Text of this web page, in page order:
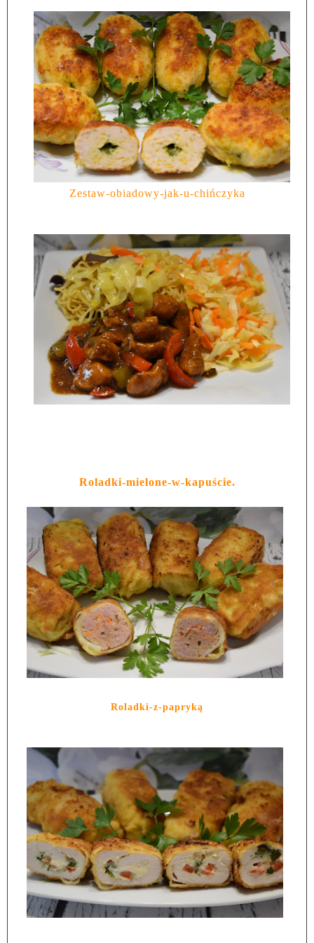
Zestaw-obiadowy-jak-u-chińczyka
Roladki-mielone-w-kapuście.
Roladki-z-papryką